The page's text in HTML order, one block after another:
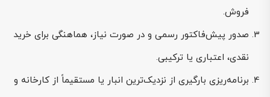
فروش.
صدور پیش‌فاکتور رسمی و در صورت نیاز، هماهنگی برای خرید
نقدی، اعتباری یا ترکیبی.
برنامه‌ریزی بارگیری از نزدیک‌ترین انبار یا مستقیماً از کارخانه و